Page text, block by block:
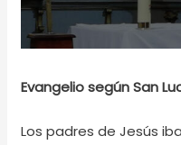
Evangelio según San
Los padres de Jesús